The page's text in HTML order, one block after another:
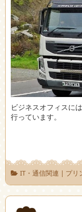
ビジネスオフィスに
行っています。
IT・通信関連 | プリ